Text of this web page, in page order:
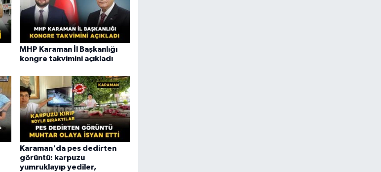
MHP Karaman İl Başkanlığı
kongre takvimini açıkladı
Karaman'da pes dedirten
görüntü: karpuzu
yumruklayıp yediler,